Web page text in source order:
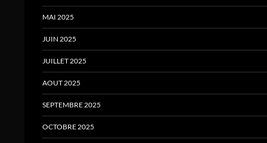
MAI 2025
JUIN 2025
JUILLET 2025
AOUT 2025
SEPTEMBRE 2025
OCTOBRE 2025